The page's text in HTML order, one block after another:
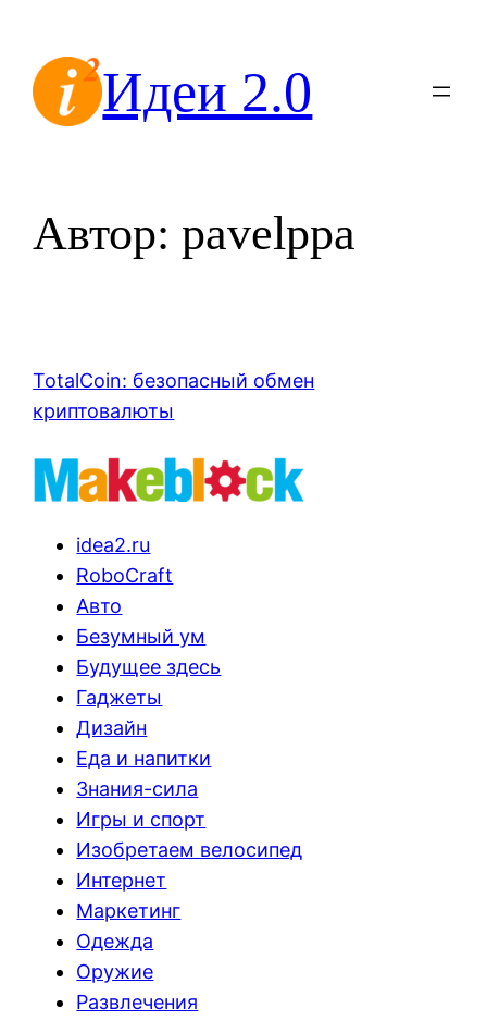
содержимомуИдеи 2.0
Автор: pavelppa
TotalCoin: безопасный обмен
криптовалюты
idea2.ru
RoboCraft
Авто
Безумный ум
Будущее здесь
Гаджеты
Дизайн
Еда и напитки
Знания-сила
Игры и спорт
Изобретаем велосипед
Интернет
Маркетинг
Одежда
Оружие
Развлечения